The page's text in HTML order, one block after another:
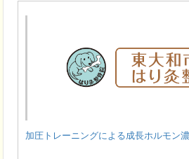
加圧トレーニングによる成長ホルモン